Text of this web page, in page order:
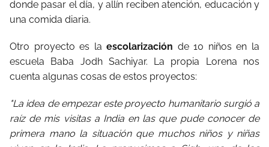
donde pasar el día, y allín reciben atención, educación y
una comida diaria.
Otro proyecto es laescolarización de 10 niños en la
escuela Baba Jodh Sachiyar. La propia Lorena nos
cuenta algunas cosas de estos proyectos:
"La idea de empezar este proyecto humanitario surgió a
raíz de mis visitas a India en las que pude conocer de
primera mano la situación que muchos niños y niñas